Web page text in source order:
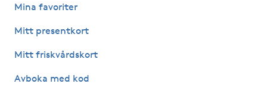
Hyperhidros
Hårborttagning
Mina favoriter
Mitt presentkort
Mitt friskvårdskort
Avboka med kod